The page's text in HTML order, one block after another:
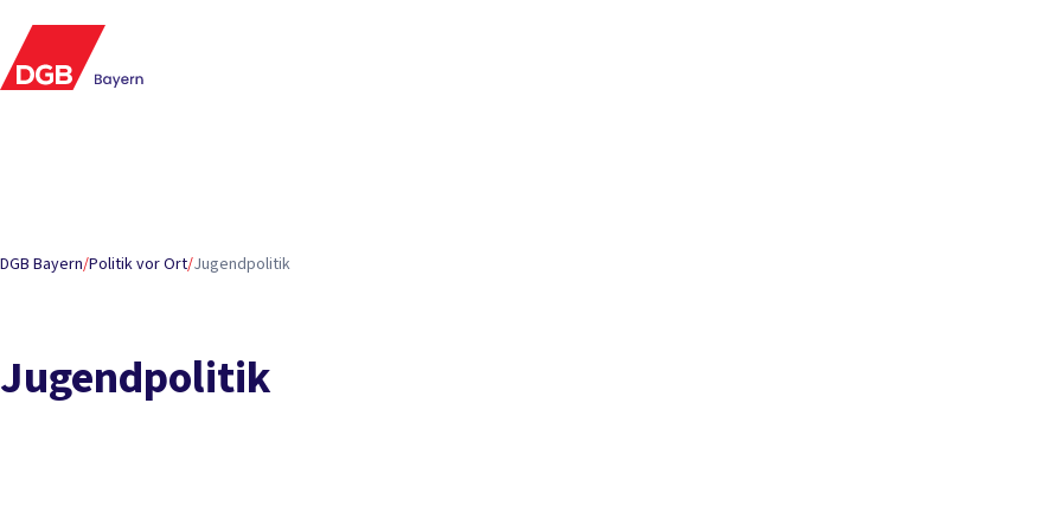
DGB Bayern/Politik vor Ort/Jugendpolitik
Jugendpolitik